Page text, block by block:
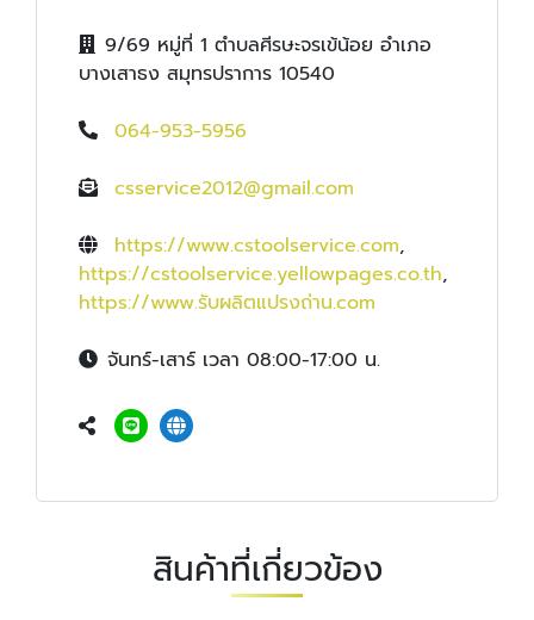
9/69 หมู่ที่ 1 ตำบลศีรษะจรเข้น้อย อำเภอ
บางเสาธง สมุทรปราการ 10540
064-953-5956
csservice2012@gmail.com
https://www.cstoolservice.com,
https://cstoolservice.yellowpages.co.th,
https://www.รับผลิตแปรงถ่าน.com
จันทร์-เสาร์ เวลา 08:00-17:00 น.
สินค้าที่เกี่ยวข้อง